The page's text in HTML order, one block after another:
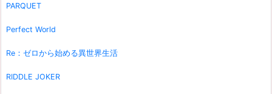
PARQUET
Perfect World
Re：ゼロから始める異世界生活
RIDDLE JOKER